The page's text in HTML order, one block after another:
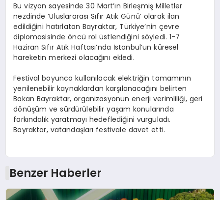
Bu vizyon sayesinde 30 Mart’ın Birleşmiş Milletler
nezdinde ‘Uluslararası Sıfır Atık Günü’ olarak ilan
edildiğini hatırlatan Bayraktar, Türkiye’nin çevre
diplomasisinde öncü rol üstlendiğini söyledi. 1-7
Haziran Sıfır Atık Haftası’nda İstanbul’un küresel
hareketin merkezi olacağını ekledi.
Festival boyunca kullanılacak elektriğin tamamının
yenilenebilir kaynaklardan karşılanacağını belirten
Bakan Bayraktar, organizasyonun enerji verimliliği, geri
dönüşüm ve sürdürülebilir yaşam konularında
farkındalık yaratmayı hedeflediğini vurguladı.
Bayraktar, vatandaşları festivale davet etti.
Benzer Haberler